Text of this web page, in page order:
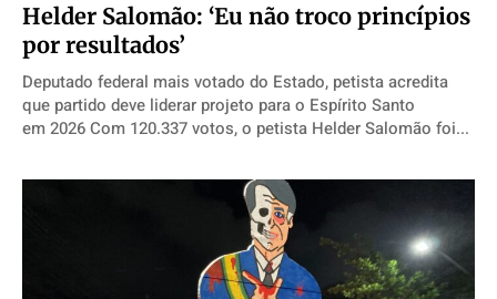
Helder Salomão: ‘Eu não troco princípios
por resultados’
Deputado federal mais votado do Estado, petista acredita
que partido deve liderar projeto para o Espírito Santo
em 2026 Com 120.337 votos, o petista Helder Salomão foi...